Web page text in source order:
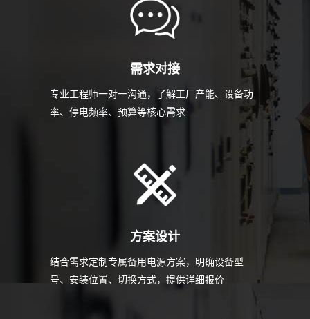
需求对接
专业工程师一对一沟通，了解工厂产能、设备功
率、停电频率、预算等核心需求
方案设计
结合需求定制专属备用电源方案，明确设备型
号、安装位置、切换方式，提供详细报价